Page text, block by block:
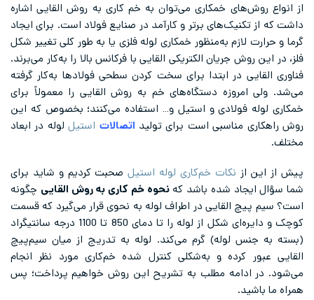
از انواع روش‌های خمکاری می‌توان به خم کاری به روش القایی اشاره
داشت که از تکنیک‌های برتر و کارآمد در صنایع فولاد است. برای ایجاد
گرما و حرارت لازم به‌منظور خمکاری لوله فلزی یا به طور کلی تغییر شکل
فلز، در این روش جریان الکتریکی القایی با فرکانس بالا را به‌کار می‌برند.
فناوری القایی در ابتدا برای سخت کردن سطحی فولادها به‌کار گرفته
می‌شد. ولی امروزه دستگاه‌های خم به روش القایی را معمولاً برای
خمکاری لوله فولادی و استیل و… استفاده می‌کنند؛ بخصوص که این
روش راهکاری مناسبی است برای تولید اتصالات استیللوله در ابعاد
مختلف.
پیش از این از نکات خم‌کاری لوله استیلصحبت کردیم و شاید برای
شما سؤال ایجاد شده باشد کهنحوه خم کاری به روش القایی چگونه
است؟ سیم پیچ القایی در اطراف لوله به نحوی قرار می‌گیرد که قسمت
کوچک و دایره‌ای شکل از لوله را تا دمای 850 تا 1100 درجه سانتیگراد
(بسته به جنس لوله) گرم می‌کند. لوله به تدریج از میان سیم‌پیچ
القایی عبور کرده و به‌شکلی کنترل شده خم‌کاری مورد نظر انجام
می‌‍‌‌شود. در ادامه مطلب به تشریح این روش خواهیم پرداخت؛ پس
همراه ما باشید.